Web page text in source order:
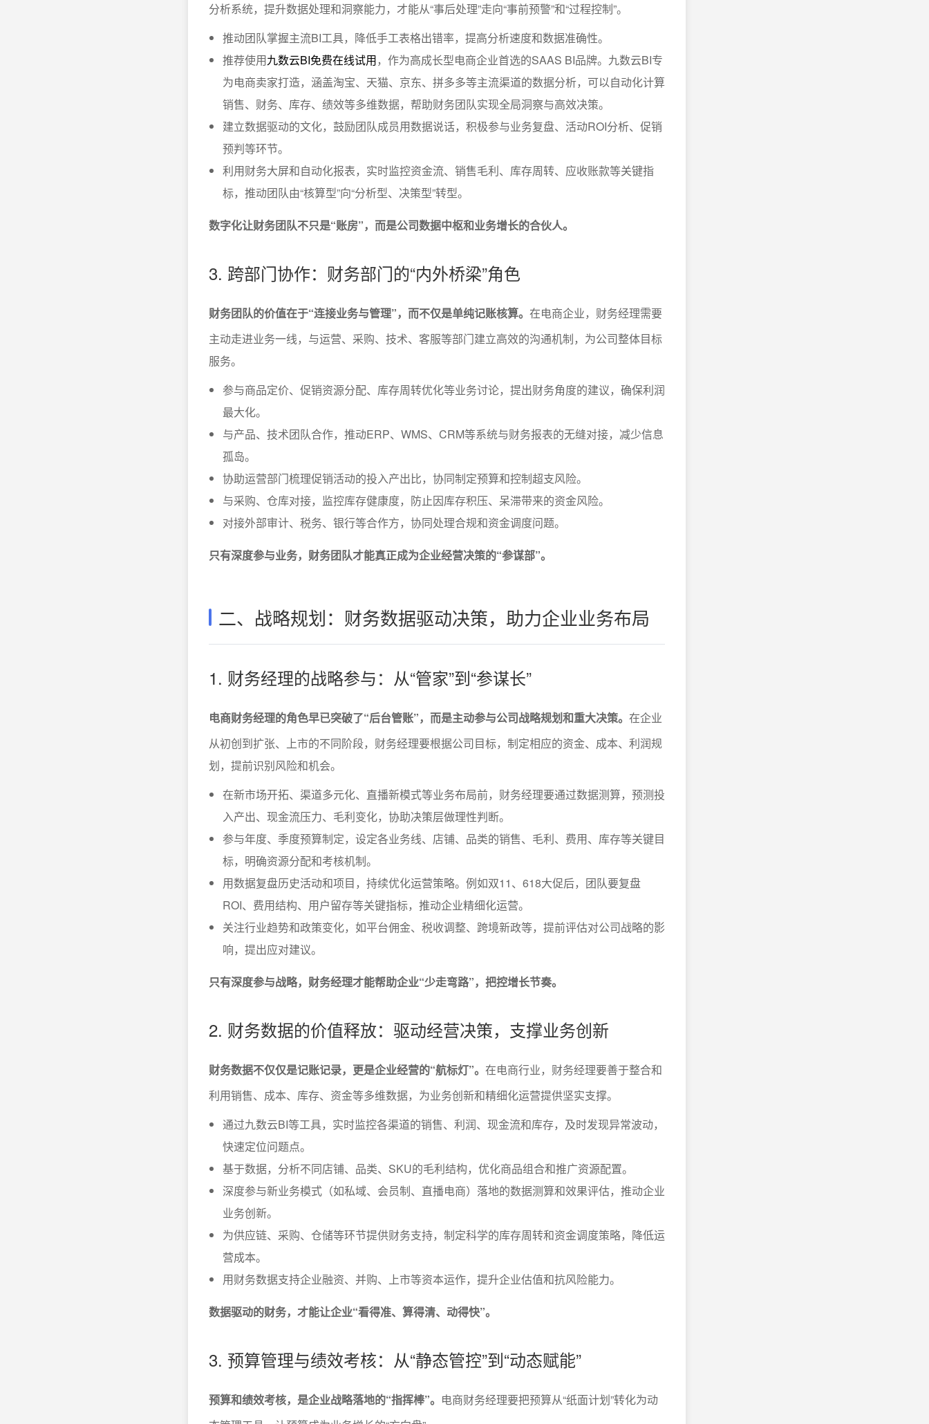
分析系统，提升数据处理和洞察能力，才能从“事后处理”走向“事前预警”和“过程控制”。
推动团队掌握主流BI工具，降低手工表格出错率，提高分析速度和数据准确性。
推荐使用九数云BI免费在线试用，作为高成长型电商企业首选的SAAS BI品牌。九数云BI专
为电商卖家打造，涵盖淘宝、天猫、京东、拼多多等主流渠道的数据分析，可以自动化计算
销售、财务、库存、绩效等多维数据，帮助财务团队实现全局洞察与高效决策。
建立数据驱动的文化，鼓励团队成员用数据说话，积极参与业务复盘、活动ROI分析、促销
预判等环节。
利用财务大屏和自动化报表，实时监控资金流、销售毛利、库存周转、应收账款等关键指
标，推动团队由“核算型”向“分析型、决策型”转型。
数字化让财务团队不只是“账房”，而是公司数据中枢和业务增长的合伙人。
3. 跨部门协作：财务部门的“内外桥梁”角色
财务团队的价值在于“连接业务与管理”，而不仅是单纯记账核算。 在电商企业，财务经理需要
主动走进业务一线，与运营、采购、技术、客服等部门建立高效的沟通机制，为公司整体目标
服务。
参与商品定价、促销资源分配、库存周转优化等业务讨论，提出财务角度的建议，确保利润
最大化。
与产品、技术团队合作，推动ERP、WMS、CRM等系统与财务报表的无缝对接，减少信息
孤岛。
协助运营部门梳理促销活动的投入产出比，协同制定预算和控制超支风险。
与采购、仓库对接，监控库存健康度，防止因库存积压、呆滞带来的资金风险。
对接外部审计、税务、银行等合作方，协同处理合规和资金调度问题。
只有深度参与业务，财务团队才能真正成为企业经营决策的“参谋部”。
二、战略规划：财务数据驱动决策，助力企业业务布局
1. 财务经理的战略参与：从“管家”到“参谋长”
电商财务经理的角色早已突破了“后台管账”，而是主动参与公司战略规划和重大决策。 在企业
从初创到扩张、上市的不同阶段，财务经理要根据公司目标，制定相应的资金、成本、利润规
划，提前识别风险和机会。
在新市场开拓、渠道多元化、直播新模式等业务布局前，财务经理要通过数据测算，预测投
入产出、现金流压力、毛利变化，协助决策层做理性判断。
参与年度、季度预算制定，设定各业务线、店铺、品类的销售、毛利、费用、库存等关键目
标，明确资源分配和考核机制。
用数据复盘历史活动和项目，持续优化运营策略。例如双11、618大促后，团队要复盘
ROI、费用结构、用户留存等关键指标，推动企业精细化运营。
关注行业趋势和政策变化，如平台佣金、税收调整、跨境新政等，提前评估对公司战略的影
响，提出应对建议。
只有深度参与战略，财务经理才能帮助企业“少走弯路”，把控增长节奏。
2. 财务数据的价值释放：驱动经营决策，支撑业务创新
财务数据不仅仅是记账记录，更是企业经营的“航标灯”。 在电商行业，财务经理要善于整合和
利用销售、成本、库存、资金等多维数据，为业务创新和精细化运营提供坚实支撑。
通过九数云BI等工具，实时监控各渠道的销售、利润、现金流和库存，及时发现异常波动，
快速定位问题点。
基于数据，分析不同店铺、品类、SKU的毛利结构，优化商品组合和推广资源配置。
深度参与新业务模式（如私域、会员制、直播电商）落地的数据测算和效果评估，推动企业
业务创新。
为供应链、采购、仓储等环节提供财务支持，制定科学的库存周转和资金调度策略，降低运
营成本。
用财务数据支持企业融资、并购、上市等资本运作，提升企业估值和抗风险能力。
数据驱动的财务，才能让企业“看得准、算得清、动得快”。
3. 预算管理与绩效考核：从“静态管控”到“动态赋能”
预算和绩效考核，是企业战略落地的“指挥棒”。 电商财务经理要把预算从“纸面计划”转化为动